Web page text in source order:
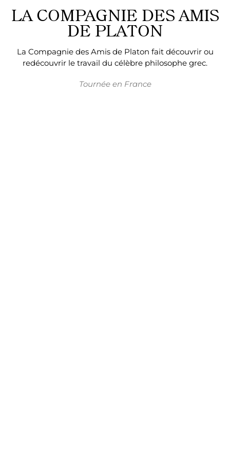
LA COMPAGNIE DES AMIS
DE PLATON
La Compagnie des Amis de Platon fait découvrir ou
redécouvrir le travail du célèbre philosophe grec.
Tournée en France